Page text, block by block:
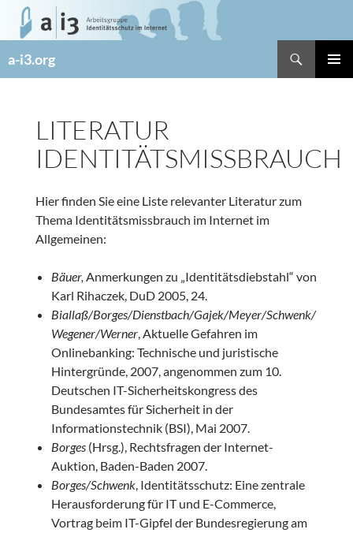
Zum
Inhalt
a-i3.org
LITERATUR
IDENTITÄTSMISSBRAUCH
Hier finden Sie eine Liste relevanter Literatur zum
Thema Identitätsmissbrauch im Internet im
Allgemeinen:
Bäuer, Anmerkungen zu „Identitätsdiebstahl“ von
Karl Rihaczek, DuD 2005, 24.
Biallaß/Borges/Dienstbach/Gajek/Meyer/Schwenk/
Wegener/Werner, Aktuelle Gefahren im
Onlinebanking: Technische und juristische
Hintergründe, 2007, angenommen zum 10.
Deutschen IT-Sicherheitskongress des
Bundesamtes für Sicherheit in der
Informationstechnik (BSI), Mai 2007.
Borges(Hrsg.), Rechtsfragen der Internet-
Auktion, Baden-Baden 2007.
Borges/Schwenk, Identitätsschutz: Eine zentrale
Herausforderung für IT und E-Commerce,
Vortrag beim IT-Gipfel der Bundesregierung am